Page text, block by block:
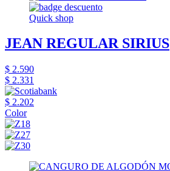
Quick shop
JEAN REGULAR SIRIUS
$ 2.590
$ 2.331
$ 2.202
Color